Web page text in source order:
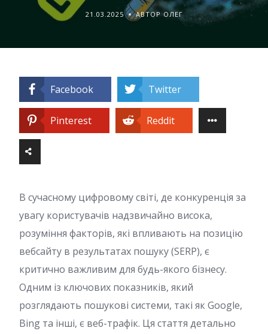
21.03.2025 АВТОР ОЛЕГ
Facebook Twitter
Pinterest Reddit
В сучасному цифровому світі, де конкуренція за
увагу користувачів надзвичайно висока,
розуміння факторів, які впливають на позицію
вебсайту в результатах пошуку (SERP), є
критично важливим для будь-якого бізнесу.
Одним із ключових показників, який
розглядають пошукові системи, такі як Google,
Bing та інші, є веб-трафік. Ця стаття детально